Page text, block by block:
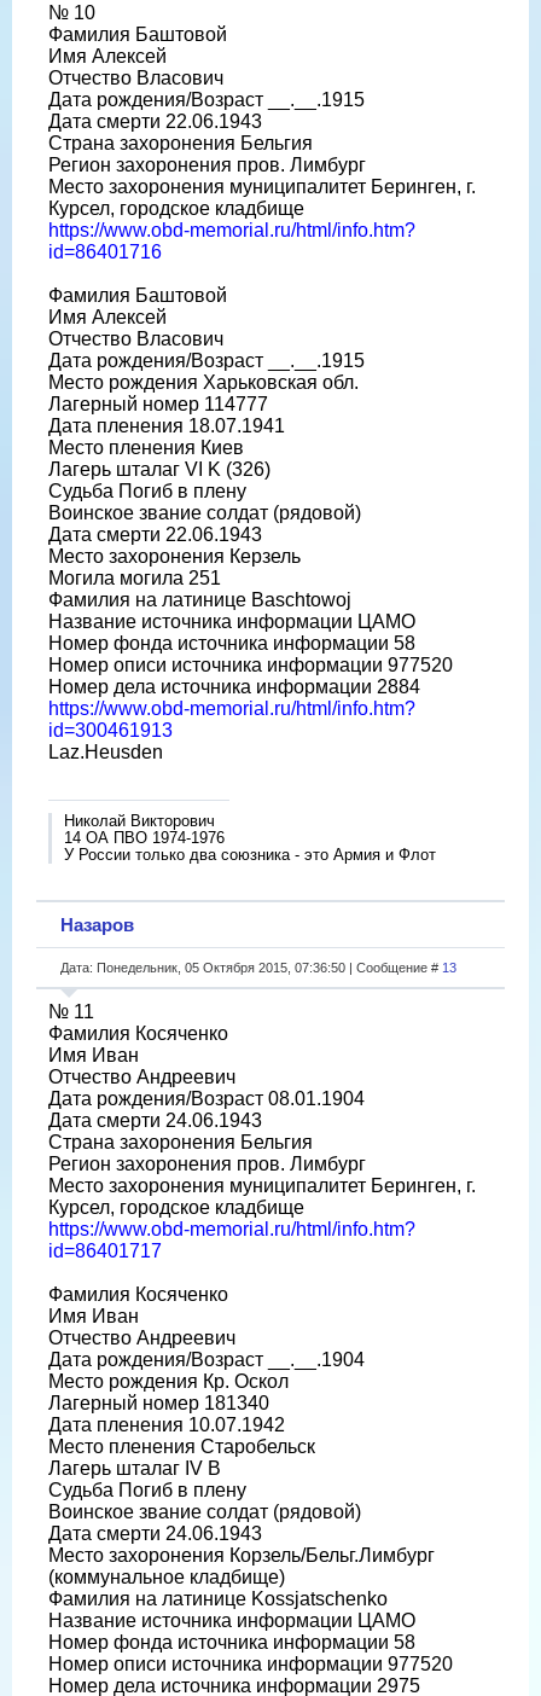
№ 10
Фамилия Баштовой
Имя Алексей
Отчество Власович
Дата рождения/Возраст __.__.1915
Дата смерти 22.06.1943
Страна захоронения Бельгия
Регион захоронения пров. Лимбург
Место захоронения муниципалитет Беринген, г.
Курсел, городское кладбище
https://www.obd-memorial.ru/html/info.htm?
id=86401716
Фамилия Баштовой
Имя Алексей
Отчество Власович
Дата рождения/Возраст __.__.1915
Место рождения Харьковская обл.
Лагерный номер 114777
Дата пленения 18.07.1941
Место пленения Киев
Лагерь шталаг VI K (326)
Судьба Погиб в плену
Воинское звание солдат (рядовой)
Дата смерти 22.06.1943
Место захоронения Керзель
Могила могила 251
Фамилия на латинице Baschtowoj
Название источника информации ЦАМО
Номер фонда источника информации 58
Номер описи источника информации 977520
Номер дела источника информации 2884
https://www.obd-memorial.ru/html/info.htm?
id=300461913
Laz.Heusden
Николай Викторович
14 ОА ПВО 1974-1976
У России только два союзника - это Армия и Флот
Назаров
Дата: Понедельник, 05 Октября 2015, 07:36:50 | Сообщение # 13
№ 11
Фамилия Косяченко
Имя Иван
Отчество Андреевич
Дата рождения/Возраст 08.01.1904
Дата смерти 24.06.1943
Страна захоронения Бельгия
Регион захоронения пров. Лимбург
Место захоронения муниципалитет Беринген, г.
Курсел, городское кладбище
https://www.obd-memorial.ru/html/info.htm?
id=86401717
Фамилия Косяченко
Имя Иван
Отчество Андреевич
Дата рождения/Возраст __.__.1904
Место рождения Кр. Оскол
Лагерный номер 181340
Дата пленения 10.07.1942
Место пленения Старобельск
Лагерь шталаг IV B
Судьба Погиб в плену
Воинское звание солдат (рядовой)
Дата смерти 24.06.1943
Место захоронения Корзель/Бельг.Лимбург
(коммунальное кладбище)
Фамилия на латинице Kossjatschenko
Название источника информации ЦАМО
Номер фонда источника информации 58
Номер описи источника информации 977520
Номер дела источника информации 2975